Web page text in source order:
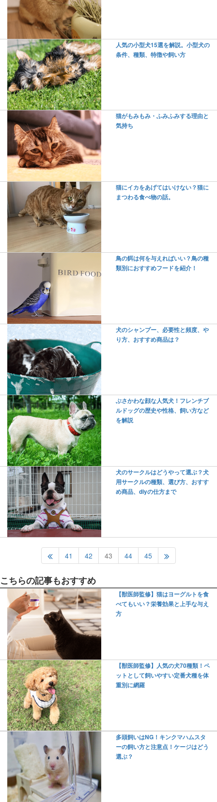
人気の小型犬15選を解説。小型犬の
条件、種類、特徴や飼い方
猫がもみもみ・ふみふみする理由と
気持ち
猫にイカをあげてはいけない？猫に
まつわる食べ物の話。
鳥の餌は何を与えればいい？鳥の種
類別におすすめフードを紹介！
犬のシャンプー、必要性と頻度、や
り方、おすすめ商品は？
ぶさかわな顔な人気犬！フレンチブ
ルドッグの歴史や性格、飼い方など
を解説
犬のサークルはどうやって選ぶ？犬
用サークルの種類、選び方、おすす
め商品、diyの仕方まで
41 42 43 44 45
こちらの記事もおすすめ
【獣医師監修】猫はヨーグルトを食
べてもいい？栄養効果と上手な与え
方
【獣医師監修】人気の犬70種類！ペ
ットとして飼いやすい定番犬種を体
重別に網羅
多頭飼いはNG！キンクマハムスタ
ーの飼い方と注意点！ケージはどう
選ぶ？